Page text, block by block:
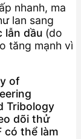
nhanh, ma
lan sang
lẫn dầu (do
tăng mạnh vì
of
Tribology
dõi thử
có thể làm